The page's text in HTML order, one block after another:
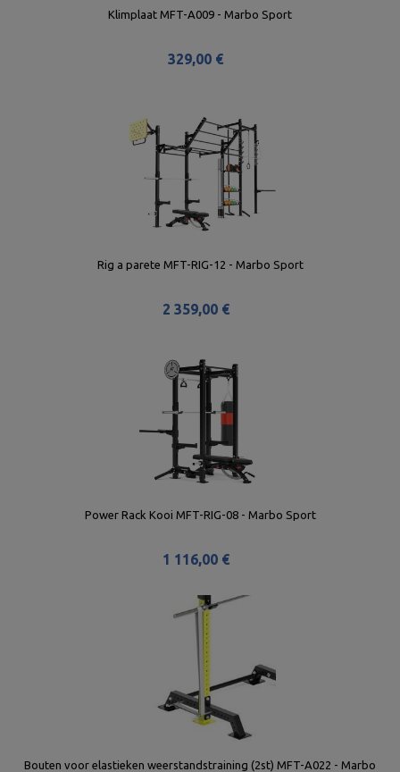
Klimplaat MFT-A009 - Marbo Sport
329,00 €
Rig a parete MFT-RIG-12 - Marbo Sport
2 359,00 €
Power Rack Kooi MFT-RIG-08 - Marbo Sport
1 116,00 €
Bouten voor elastieken weerstandstraining (2st) MFT-A022 - Marbo